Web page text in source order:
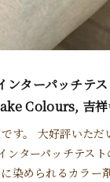
ンターパッチテ
Colours, 吉祥
す。 大好評いただ
ンターパッチテス
染められるカラー